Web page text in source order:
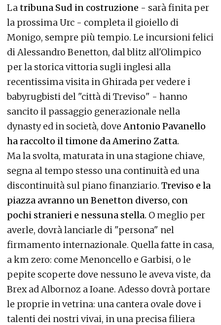
La tribuna Sud in costruzione - sarà finita per
la prossima Urc - completa il gioiello di
Monigo, sempre più tempio. Le incursioni felici
di Alessandro Benetton, dal blitz all'Olimpico
per la storica vittoria sugli inglesi alla
recentissima visita in Ghirada per vedere i
babyrugbisti del "città di Treviso" - hanno
sancito il passaggio generazionale nella
dynasty ed in società, dove Antonio Pavanello
ha raccolto il timone da Amerino Zatta.
Ma la svolta, maturata in una stagione chiave,
segna al tempo stesso una continuità ed una
discontinuità sul piano finanziario. Treviso e la
piazza avranno un Benetton diverso, con
pochi stranieri e nessuna stella. O meglio per
averle, dovrà lanciarle di "persona" nel
firmamento internazionale. Quella fatte in casa,
a km zero: come Menoncello e Garbisi, o le
pepite scoperte dove nessuno le aveva viste, da
Brex ad Albornoz a Ioane. Adesso dovrà portare
le proprie in vetrina: una cantera ovale dove i
talenti dei nostri vivai, in una precisa filiera